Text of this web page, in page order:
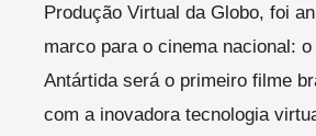
Produção Virtual da Globo, foi
marco para o cinema nacional:
Antártida será o primeiro filme
com a inovadora tecnologia